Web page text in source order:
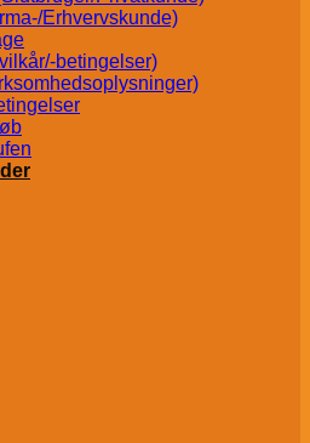
Erhvervskunde)
betingelser)